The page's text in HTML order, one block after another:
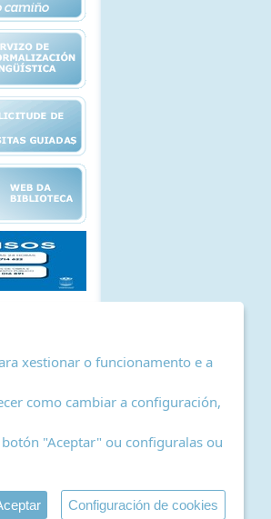
xestionar o funcionamento e a
como cambiar a configuración,
"Aceptar" ou configuralas ou
Configuración de cookies